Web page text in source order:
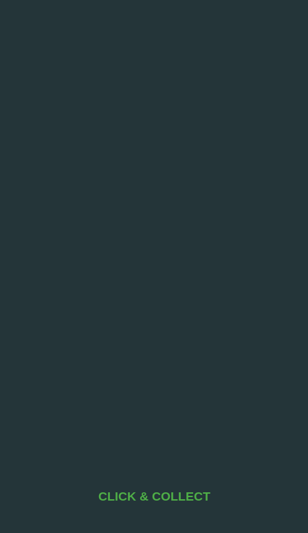
CLICK & COLLECT